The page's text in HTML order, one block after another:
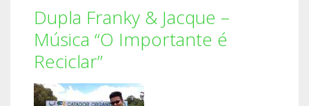
Dupla Franky & Jacque –
Música “O Importante é
Reciclar”